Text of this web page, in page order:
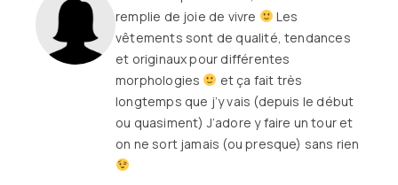
remplie de joie de vivre
Les
vêtements sont de qualité, tendances
et originaux pour différentes
morphologies
et ça fait très
longtemps que j’y vais (depuis le début
ou quasiment) J’adore y faire un tour et
on ne sort jamais (ou presque) sans rien